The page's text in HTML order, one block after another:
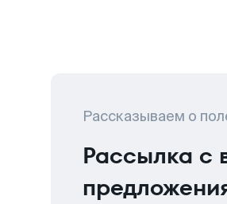
Рассказываем о
Рассылка с